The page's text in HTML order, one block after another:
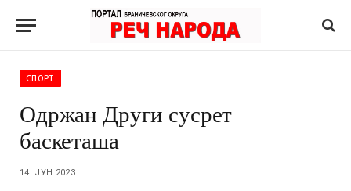
СПОРТ
Одржан Други сусрет
баскеташа
14. ЈУН 2023.